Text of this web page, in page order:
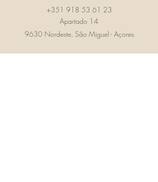
+351 918 53 61 23
Apartado 14
9630 Nordeste, São Miguel - Açores